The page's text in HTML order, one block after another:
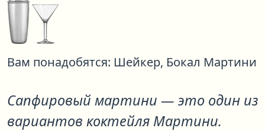
Вам понадобятся: Шейкер, Бокал Мартини
Сапфировый мартини — это один из
вариантов коктейля Мартини.